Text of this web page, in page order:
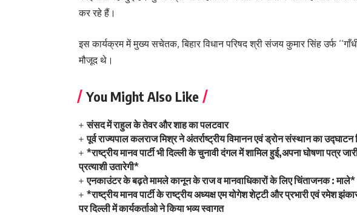
कर रहे हैं।
इस कार्यक्रम में मुख्य सचेतक, बिहार विधान परिषद श्री संजय कुमार सिंह उर्फ
मौजूद थे।
You Might Also Like
संसद में राहुल के तेवर और शाह का पलटवार
पूर्व राज्यपाल कलराज मिश्र ने अंतर्राष्ट्रीय विमानन एवं ड्रोन संस्थान का उद्घाटन
*राष्ट्रीय मानव पार्टी भी दिल्ली के चुनावी दंगल में शामिल हुई,अपना घोषणा पत्र
प्रत्याशी उतारेगी*
एनकाउंटर के बढ़ते मामले कानून के राज व मानवाधिकारों के लिए चिंताजनक : माले*
*राष्ट्रीय मानव पार्टी के राष्ट्रीय अध्यक्ष एम योगेश शेट्टी और प्रभारी एवं
पर दिल्ली में कार्यकर्ताओ ने किया भव्य स्वागत